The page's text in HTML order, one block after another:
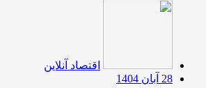
اقتصاد آنلاین
28 آبان 1404